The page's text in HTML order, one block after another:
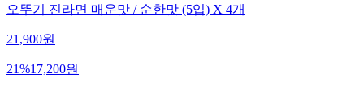
오뚜기 진라면 매운맛 / 순한맛 (5입) X 4개
21,900원
21%17,200원